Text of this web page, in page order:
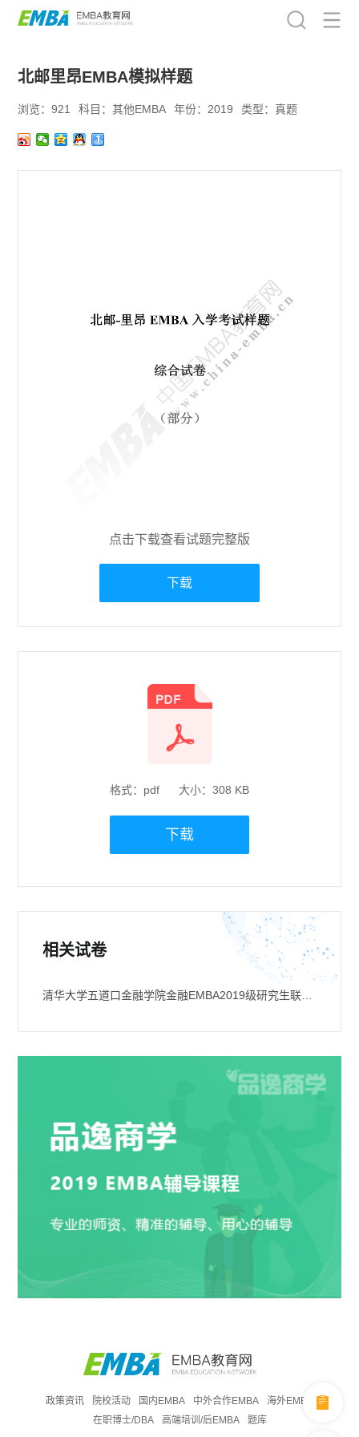
北邮里昂EMBA模拟样题
浏览：921 科目：其他EMBA 年份：2019 类型：真题
点击下载查看试题完整版
下载
格式：pdf 大小：308 KB
下载
相关试卷
政策资讯 院校活动 国内EMBA 中外合作EMBA
海外EMBA
在职博士/DBA
高端培训/后EMBA 题库